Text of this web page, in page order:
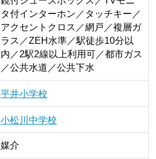
タ付インターホン／タッチキー／
アクセントクロス／網戸／複層ガ
ラス／ZEH水準／駅徒歩10分以
内／2駅2線以上利用可／都市ガス
／公共水道／公共下水
平井小学校
小松川中学校
媒介